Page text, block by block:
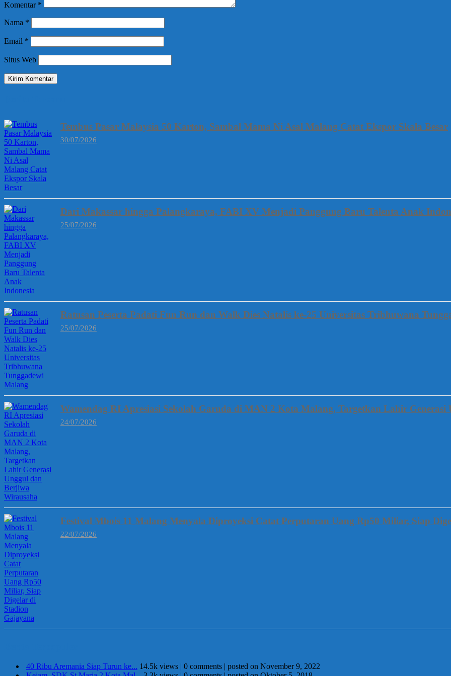
Komentar *
Nama *
Email *
Situs Web
Tembus Pasar Malaysia 50 Karton, Sambal Mama Ni Asal Malang Catat Ekspor Skala Besar
30/07/2026
Dari Makassar hingga Palangkaraya, FABI XV Menjadi Panggung Baru Talenta Anak
25/07/2026
Ratusan Peserta Padati Fun Run dan Walk Dies Natalis ke-25 Universitas Tribhuwana
25/07/2026
Wamendag RI Apresiasi Sekolah Garuda di MAN 2 Kota Malang, Targetkan Lahir
24/07/2026
Festival Mbois 11 Malang Menyala Diproyeksi Catat Perputaran Uang Rp50 Miliar, Siap
22/07/2026
40 Ribu Aremania Siap Turun ke... 14.5k views | 0 comments | posted on November 9, 2022